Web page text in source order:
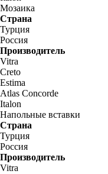
Мозаика
Страна
Турция
Россия
Производитель
Vitra
Creto
Estima
Atlas Concorde
Italon
Напольные вставки
Страна
Турция
Россия
Производитель
Vitra